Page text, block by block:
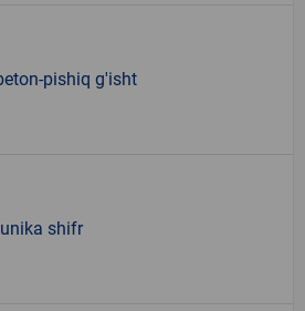
pishiq g'isht
shifr